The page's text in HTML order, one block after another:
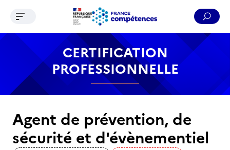
Contenu Recherche Menu Pied de page
Ouvrir le menu de navigation
CERTIFICATION
PROFESSIONNELLE
Agent de prévention, de
sécurité et d'évènementiel